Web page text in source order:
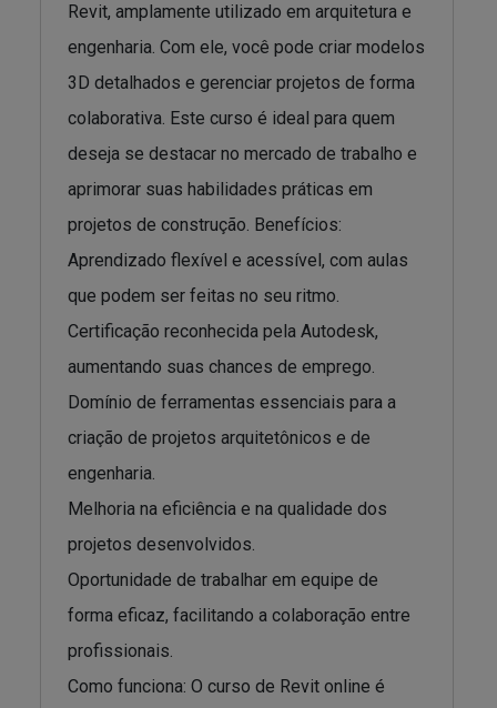
Revit, amplamente utilizado em arquitetura e
engenharia. Com ele, você pode criar modelos
3D detalhados e gerenciar projetos de forma
colaborativa. Este curso é ideal para quem
deseja se destacar no mercado de trabalho e
aprimorar suas habilidades práticas em
projetos de construção. Benefícios:
Aprendizado flexível e acessível, com aulas
que podem ser feitas no seu ritmo.
Certificação reconhecida pela Autodesk,
aumentando suas chances de emprego.
Domínio de ferramentas essenciais para a
criação de projetos arquitetônicos e de
engenharia.
Melhoria na eficiência e na qualidade dos
projetos desenvolvidos.
Oportunidade de trabalhar em equipe de
forma eficaz, facilitando a colaboração entre
profissionais.
Como funciona: O curso de Revit online é